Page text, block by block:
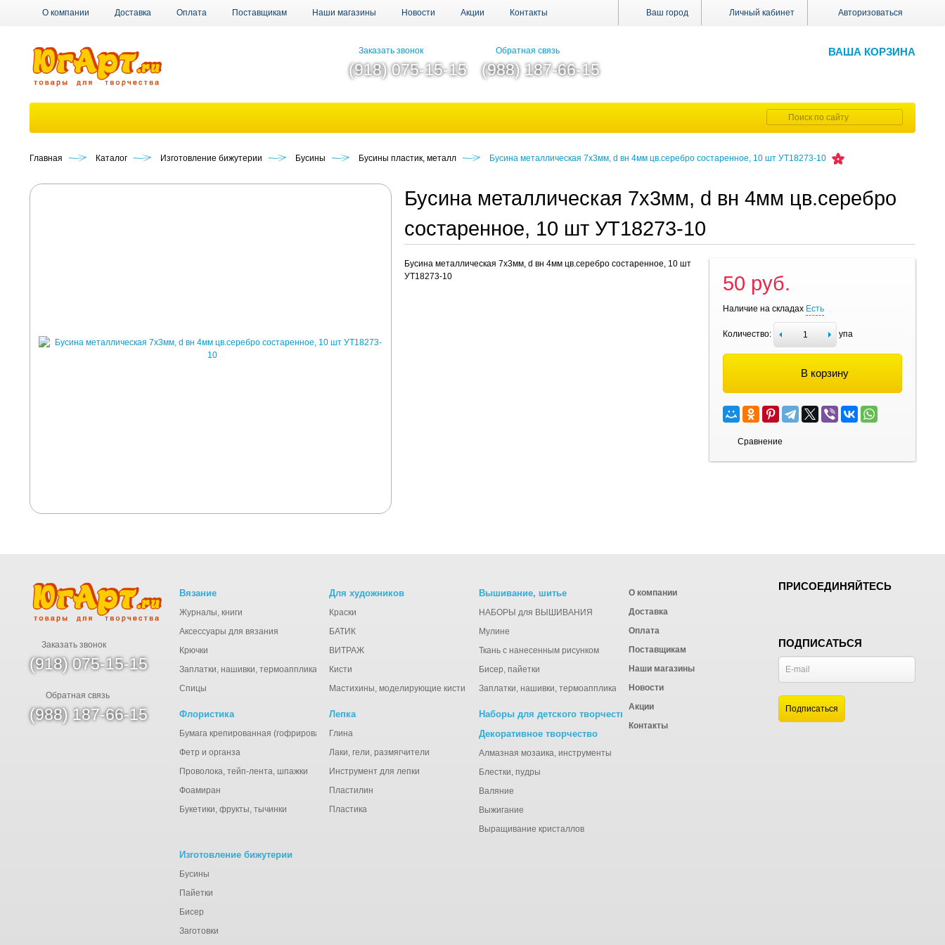
Ваш город Личный кабинет Авторизоваться
О компании Доставка Оплата Поставщикам Наши магазины Новости Акции Контакты
ВАША КОРЗИНА
Заказать звонок
(918) 075-15-15
Обратная связь
(988) 187-66-15
Главная Каталог Изготовление бижутерии Бусины Бусины пластик, металл Бусина металлическая 7х3мм, d вн 4мм цв.серебро состаренное, 10 шт УТ18273-10
Бусина металлическая 7х3мм, d вн 4мм цв.серебро
состаренное, 10 шт УТ18273-10
Бусина металлическая 7х3мм, d вн 4мм цв.серебро состаренное, 10 шт
УТ18273-10
50 руб.
Наличие на складах Есть
Количество: упа
В корзину
Сравнение
Заказать звонок
(918) 075-15-15
Обратная связь
(988) 187-66-15
Вязание
Журналы, книги
Аксессуары для вязания
Крючки
Заплатки, нашивки, термоаппликации
Спицы
Для художников
Краски
БАТИК
ВИТРАЖ
Кисти
Мастихины, моделирующие кисти
Вышивание, шитье
НАБОРЫ для ВЫШИВАНИЯ
Мулине
Ткань с нанесенным рисунком
Бисер, пайетки
Заплатки, нашивки, термоаппликации
Флористика
Бумага крепированная (гофрированная), тишью
Фетр и органза
Проволока, тейп-лента, шпажки
Фоамиран
Букетики, фрукты, тычинки
Лепка
Глина
Лаки, гели, размягчители
Инструмент для лепки
Пластилин
Пластика
Наборы для детского творчества
Декоративное творчество
Алмазная мозаика, инструменты
Блестки, пудры
Валяние
Выжигание
Выращивание кристаллов
Изготовление бижутерии
Бусины
Пайетки
Бисер
Заготовки
О компании
Доставка
Оплата
Поставщикам
Наши магазины
Новости
Акции
Контакты
ПРИСОЕДИНЯЙТЕСЬ
ПОДПИСАТЬСЯ